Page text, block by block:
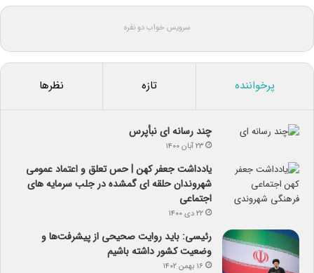
سرویس خواب دو نفره
پرخواننده تازه نظرها
چند رسانه ای نبأپرس
۲۳ آبان ۱۴۰۰
یادداشت جعفر کهن | حس تعلق و اعتماد عمومی
شهروندان حلقه ای گمشده در جلب سرمایه های
اجتماعی
۲۲ دی ۱۴۰۰
رئیسی: باید روایت صحیحی از پیشرفت‌ها و
وضعیت کشور داشته باشیم
۱۶ بهمن ۱۴۰۲